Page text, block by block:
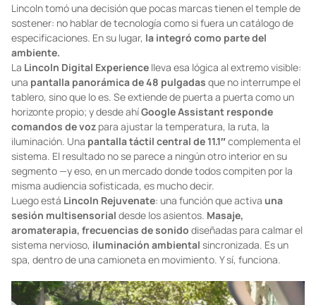
Lincoln tomó una decisión que pocas marcas tienen el temple de
sostener: no hablar de tecnología como si fuera un catálogo de
especificaciones. En su lugar, la integró como parte del
ambiente.
La Lincoln Digital Experience lleva esa lógica al extremo visible:
una pantalla panorámica de 48 pulgadas que no interrumpe el
tablero, sino que lo es. Se extiende de puerta a puerta como un
horizonte propio; y desde ahíGoogle Assistant responde
comandos de voz para ajustar la temperatura, la ruta, la
iluminación. Una pantalla táctil central de 11.1″complementa el
sistema. El resultado no se parece a ningún otro interior en su
segmento —y eso, en un mercado donde todos compiten por la
misma audiencia sofisticada, es mucho decir.
Luego está Lincoln Rejuvenate: una función que activa una
sesión multisensorial desde los asientos. Masaje,
aromaterapia, frecuencias de sonido diseñadas para calmar el
sistema nervioso, iluminación ambiental sincronizada. Es un
spa, dentro de una camioneta en movimiento. Y sí, funciona.